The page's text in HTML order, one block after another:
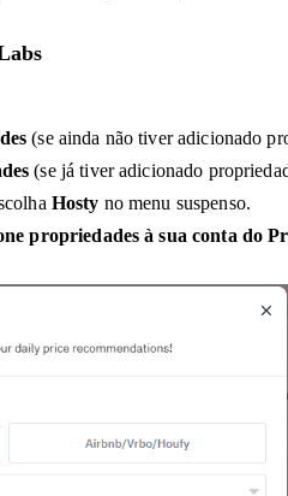
(se ainda não tiver adicionado
(se já tiver adicionado
Hosty no menu suspenso.
propriedades à sua conta do